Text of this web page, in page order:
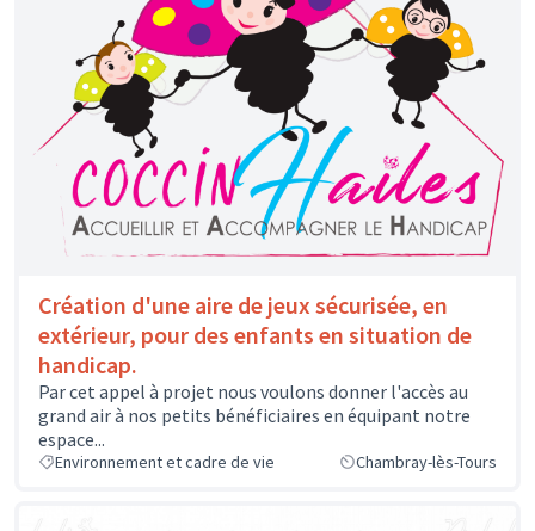
Création d'une aire de jeux sécurisée, en
extérieur, pour des enfants en situation de
handicap.
Par cet appel à projet nous voulons donner l'accès au
grand air à nos petits bénéficiaires en équipant notre
espace...
Environnement et cadre de vie Chambray-lès-Tours